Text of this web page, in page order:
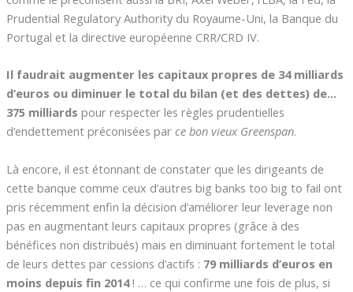
Prudential Regulatory Authority du Royaume-Uni, la Banque du
Portugal et la directive européenne CRR/CRD IV.
Il faudrait augmenter les capitaux propres de 34 milliards
d’euros ou diminuer le total du bilan (et des dettes) de…
375 milliards pour respecter les règles prudentielles
d’endettement préconisées par ce bon vieux Greenspan.
Là encore, il est étonnant de constater que les dirigeants de
cette banque comme ceux d’autres big banks too big to fail ont
pris récemment enfin la décision d’améliorer leur leverage non
pas en augmentant leurs capitaux propres (grâce à des
bénéfices non distribués) mais en diminuant fortement le total
de leurs dettes par cessions d’actifs : 79 milliards d’euros en
moins depuis fin 2014! … ce qui confirme une fois de plus, si